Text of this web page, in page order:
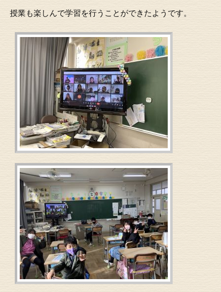
授業も楽しんで学習を行うことができたようです。